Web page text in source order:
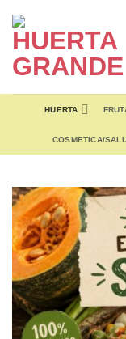
content
HUERTA
COSMETICA/